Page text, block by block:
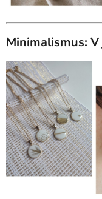
Minimalismus: